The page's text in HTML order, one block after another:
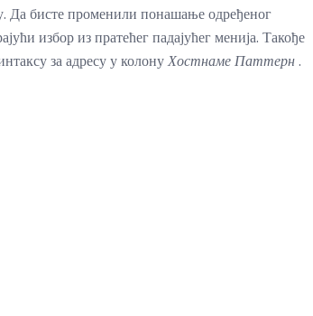
Да бисте променили понашање одређеног
избор из пратећег падајућег менија. Такође
за адресу у колонуХостнаме Паттерн.